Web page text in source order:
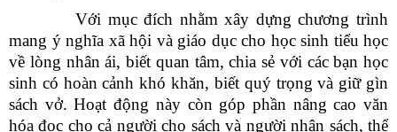
Với mục đích nhằm xây dựng chương trình
mang ý nghĩa xã hội và giáo dục cho học sinh tiểu học
về lòng nhân ái, biết quan tâm, chia sẻ với các bạn học
sinh có hoàn cảnh khó khăn, biết quý trọng và giữ gìn
sách vở. Hoạt động này còn góp phần nâng cao văn
hóa đọc cho cả người cho sách và người nhận sách, thể